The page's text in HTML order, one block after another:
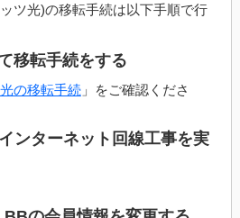
ツ光)の移転手続は以下手順で行
移転手続をする
の移転手続」をご確認くださ
ンターネット回線工事を実